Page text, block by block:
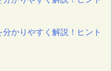
かりやすく解説！ヒント